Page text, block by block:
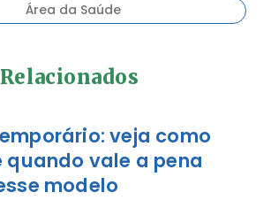
Área da Saúde
veja como
quando vale a pena
modelo